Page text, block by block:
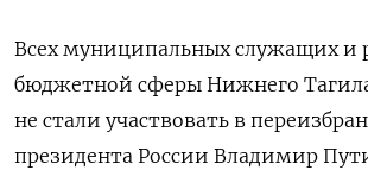
Всехмуниципальных служащих и
бюджетной сферы Нижнего
не стали участвовать в
президента России Владимир